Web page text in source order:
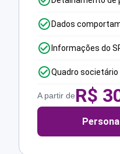
Dados
Informações do
Quadro
A partir deR$